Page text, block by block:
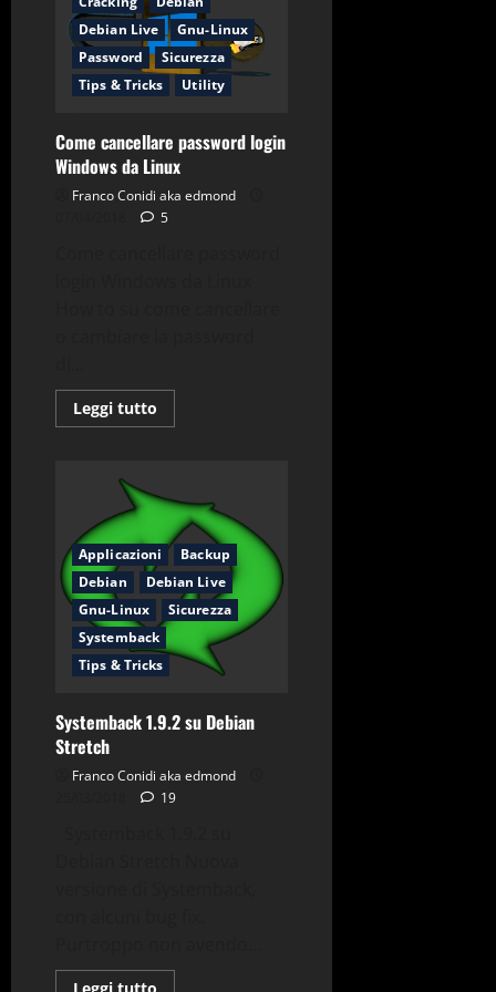
Debian
9
Ubuntu
17-
10
18-
Debian Live
Gnu-Linux
Password
Sicurezza
Tips & Tricks
Utility
Come cancellare password login
Windows da Linux
Franco Conidi aka edmond
5
Leggi tutto
di
password
login
Windows
da
Linux
Applicazioni
Backup
Debian
Debian Live
Gnu-Linux
Sicurezza
Systemback
Tips & Tricks
Systemback 1.9.2 su Debian
Stretch
Franco Conidi aka edmond
19
Leggi tutto